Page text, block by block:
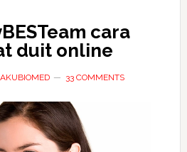
cara
duit online
AKUBIOMED 33 COMMENTS